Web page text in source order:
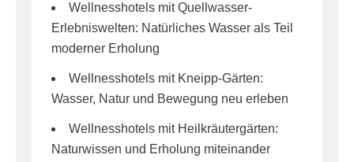
Wellnesshotels mit Quellwasser-
Erlebniswelten: Natürliches Wasser als Teil
moderner Erholung
Wellnesshotels mit Kneipp-Gärten:
Wasser, Natur und Bewegung neu erleben
Wellnesshotels mit Heilkräutergärten:
Naturwissen und Erholung miteinander